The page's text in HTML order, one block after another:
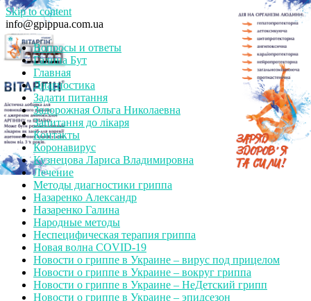
Skip to content
info@gpippua.com.ua
Вопросы и ответы
Галина Бут
Главная
Диагностика
Задати питання
Задорожная Ольга Николаевна
Запитання до лікаря
Контакты
Коронавирус
Кузнецова Лариса Владимировна
Лечение
Методы диагностики гриппа
Назаренко Александр
Назаренко Галина
Народные методы
Неспецифическая терапия гриппа
Новая волна COVID-19
Новости о гриппе в Украине – вирус под прицелом
Новости о гриппе в Украине – вокруг гриппа
Новости о гриппе в Украине – НеДетский грипп
Новости о гриппе в Украине – эпидсезон